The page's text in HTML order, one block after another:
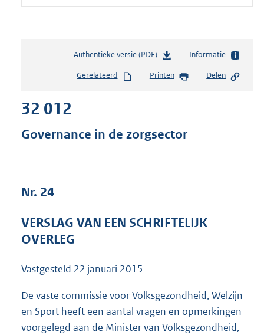
Authentieke versie (PDF)b
s
s
e
b
Informatie
Gerelateerd Printen Delen
32 012
Governance in de zorgsector
Nr. 24
VERSLAG VAN EEN SCHRIFTELIJK
OVERLEG
Vastgesteld 22 januari 2015
De vaste commissie voor Volksgezondheid, Welzijn
en Sport heeft een aantal vragen en opmerkingen
voorgelegd aan de Minister van Volksgezondheid,